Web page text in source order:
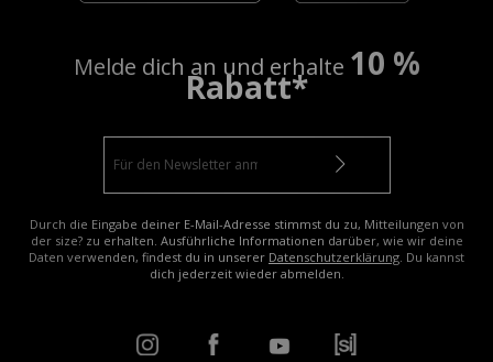
Melde dich an und erhalte 10 %
Rabatt*
Durch die Eingabe deiner E-Mail-Adresse stimmst du zu, Mitteilungen von
der size? zu erhalten. Ausführliche Informationen darüber, wie wir deine
Daten verwenden, findest du in unserer Datenschutzerklärung . Du kannst
dich jederzeit wieder abmelden.